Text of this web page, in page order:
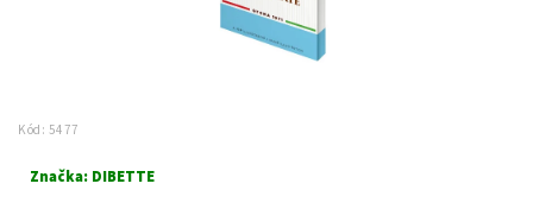
Kód: 5477
Značka: DIBETTE